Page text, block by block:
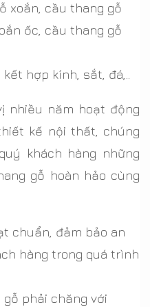
xoắn, cầu thang gỗ
ốc, cầu thang gỗ
hợp kính, sắt, đá,..
nhiều năm hoạt động
kế nội thất, chúng
khách hàng những
gỗ hoàn hảo cùng
chuẩn, đảm bảo an
hàng trong quá trình
gỗ phải chăng với